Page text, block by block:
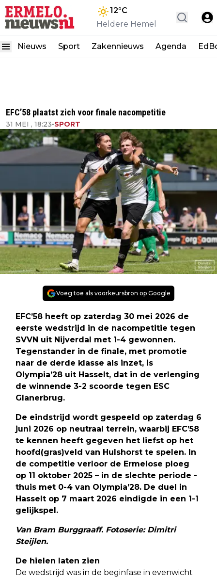
12°C
Heldere Hemel
Nieuws Sport Zakennieuws Agenda
EFC’58 plaatst zich voor finale nacompetitie
31 MEI , 18:23•SPORT
Voeg toe als voorkeursbron op Google
EFC’58 heeft op zaterdag 30 mei 2026 de
eerste wedstrijd in de nacompetitie tegen
SVVN uit Nijverdal met 1-4 gewonnen.
Tegenstander in de finale, met promotie
naar de derde klasse als inzet, is
Olympia’28 uit Hasselt, dat in de verlenging
de winnende 3-2 scoorde tegen ESC
Glanerbrug.
De eindstrijd wordt gespeeld op zaterdag 6
juni 2026 op neutraal terrein, waarbij EFC’58
te kennen heeft gegeven het liefst op het
hoofd(gras)veld van Hulshorst te spelen. In
de competitie verloor de Ermelose ploeg
op 11 oktober 2025 – in de slechte periode -
thuis met 0-4 van Olympia’28. De duel in
Hasselt op 7 maart 2026 eindigde in een 1-1
gelijkspel.
Van Bram Burggraaff. Fotoserie: Dimitri
Steijlen.
De hielen laten zien
De wedstrijd was in de beginfase in evenwicht